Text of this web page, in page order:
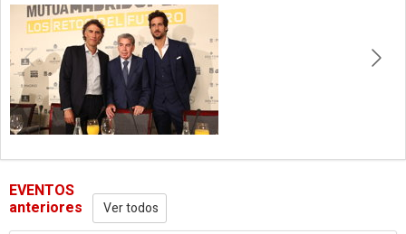
EVENTOS
anteriores Ver todos